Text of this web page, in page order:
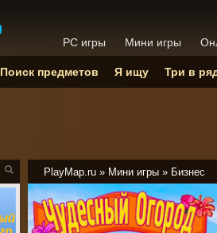
PlayMap.ru » Мини игры » Бизнес
PC игры Мини игры
Поиск предметов Я ищу Три в